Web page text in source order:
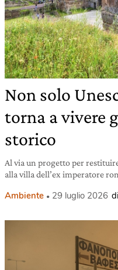
Non solo
torna a vivere
storico
Al via un progetto per
alla villa dell’ex imperatore
Ambiente 29 luglio 2026 di